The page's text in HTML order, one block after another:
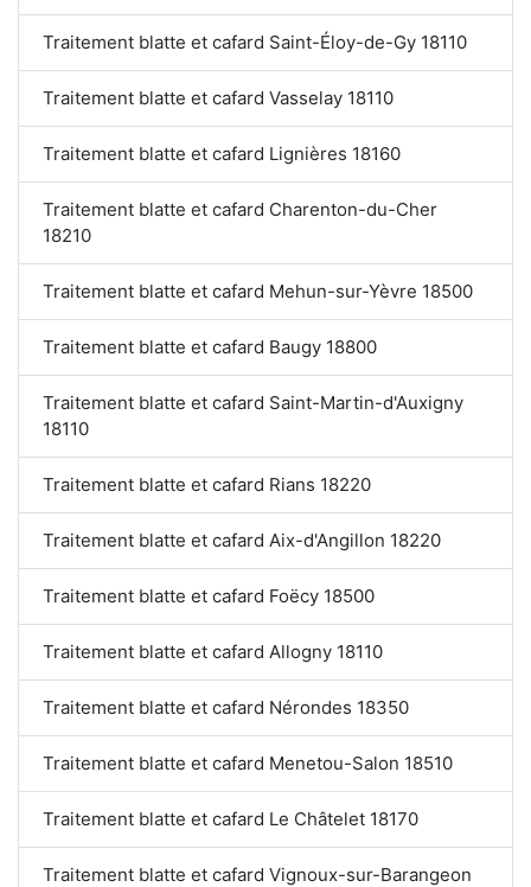
Traitement blatte et cafard Saint-Éloy-de-Gy 18110
Traitement blatte et cafard Vasselay 18110
Traitement blatte et cafard Lignières 18160
Traitement blatte et cafard Charenton-du-Cher
18210
Traitement blatte et cafard Mehun-sur-Yèvre 18500
Traitement blatte et cafard Baugy 18800
Traitement blatte et cafard Saint-Martin-d'Auxigny
18110
Traitement blatte et cafard Rians 18220
Traitement blatte et cafard Aix-d'Angillon 18220
Traitement blatte et cafard Foëcy 18500
Traitement blatte et cafard Allogny 18110
Traitement blatte et cafard Nérondes 18350
Traitement blatte et cafard Menetou-Salon 18510
Traitement blatte et cafard Le Châtelet 18170
Traitement blatte et cafard Vignoux-sur-Barangeon